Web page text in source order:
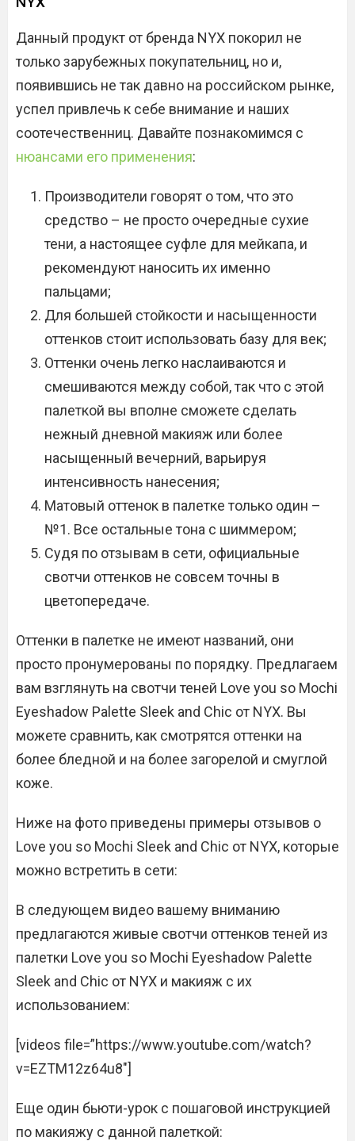
Данный продукт от бренда NYX покорил не
только зарубежных покупательниц, но и,
появившись не так давно на российском рынке,
успел привлечь к себе внимание и наших
соотечественниц. Давайте познакомимся с
нюансами его применения:
Производители говорят о том, что это
средство – не просто очередные сухие
тени, а настоящее суфле для мейкапа, и
рекомендуют наносить их именно
пальцами;
Для большей стойкости и насыщенности
оттенков стоит использовать базу для век;
Оттенки очень легко наслаиваются и
смешиваются между собой, так что с этой
палеткой вы вполне сможете сделать
нежный дневной макияж или более
насыщенный вечерний, варьируя
интенсивность нанесения;
Матовый оттенок в палетке только один –
№1. Все остальные тона с шиммером;
Судя по отзывам в сети, официальные
свотчи оттенков не совсем точны в
цветопередаче.
Оттенки в палетке не имеют названий, они
просто пронумерованы по порядку. Предлагаем
вам взглянуть на свотчи теней Love you so Mochi
Eyeshadow Palette Sleek and Chic от NYX. Вы
можете сравнить, как смотрятся оттенки на
более бледной и на более загорелой и смуглой
коже.
Ниже на фото приведены примеры отзывов о
Love you so Mochi Sleek and Chic от NYX, которые
можно встретить в сети:
В следующем видео вашему вниманию
предлагаются живые свотчи оттенков теней из
палетки Love you so Mochi Eyeshadow Palette
Sleek and Chic от NYX и макияж с их
использованием:
[videos file=”https://www.youtube.com/watch?
v=EZTM12z64u8″]
Еще один бьюти-урок с пошаговой инструкцией
по макияжу с данной палеткой: